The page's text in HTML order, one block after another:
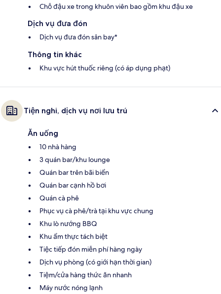
Chỗ đậu xe trong khuôn viên bao gồm khu đậu xe
Dịch vụ đưa đón
Dịch vụ đưa đón sân bay*
Thông tin khác
Khu vực hút thuốc riêng (có áp dụng phạt)
Tiện nghi, dịch vụ nơi lưu trú
Ăn uống
10 nhà hàng
3 quán bar/khu lounge
Quán bar trên bãi biển
Quán bar cạnh hồ bơi
Quán cà phê
Phục vụ cà phê/trà tại khu vực chung
Khu lò nướng BBQ
Khu ẩm thực tách biệt
Tiệc tiếp đón miễn phí hàng ngày
Dịch vụ phòng (có giới hạn thời gian)
Tiệm/cửa hàng thức ăn nhanh
Máy nước nóng lạnh